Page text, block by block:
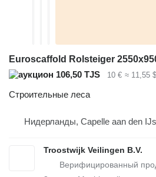
Euroscaffold Rolsteiger
106,50 TJS
10 € ≈ 11,55 $
Строительные леса
Нидерланды, Capelle aan den
Troostwijk Veilingen B.V.